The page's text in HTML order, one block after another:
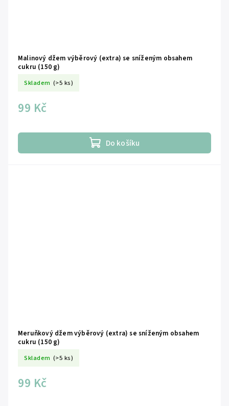
Malinový džem výběrový (extra) se sníženým obsahem
cukru (150 g)
Skladem (>5 ks)
99 Kč
Do košíku
Meruňkový džem výběrový (extra) se sníženým obsahem
cukru (150 g)
Skladem (>5 ks)
99 Kč